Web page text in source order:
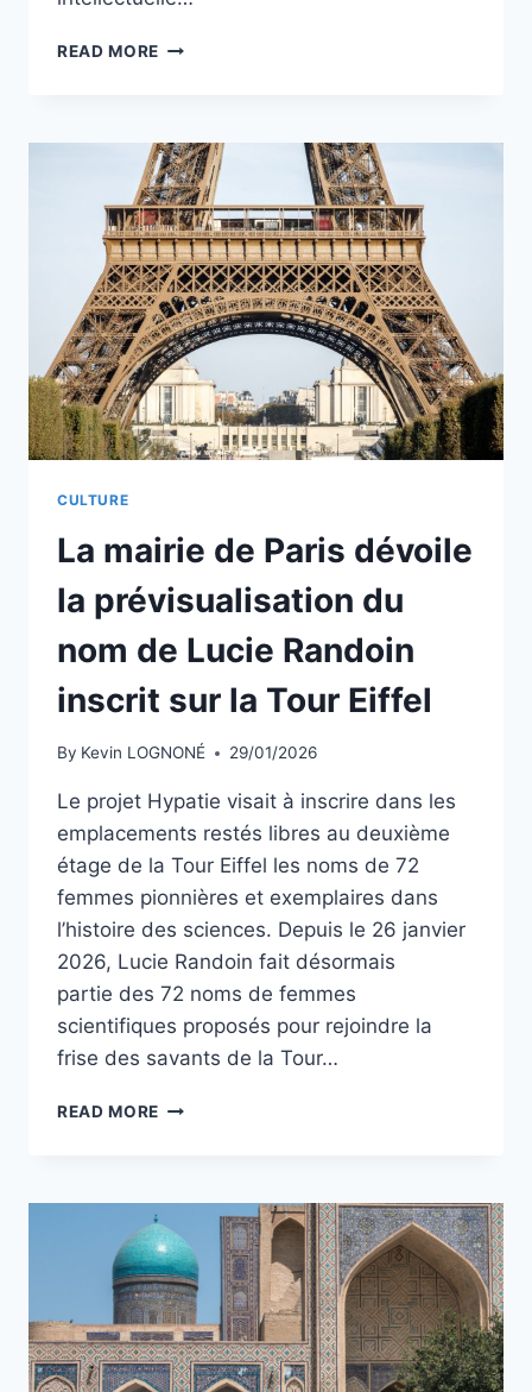
READ MORE
MBOUMI
PRÉPARE
UN
PROJET
DE
COURT-
MÉTRAGE
SUR
LES
AVATARS
DE
LA
GRANDE
CULTURE
La mairie de Paris dévoile
la prévisualisation du
nom de Lucie Randoin
inscrit sur la Tour Eiffel
By Kevin LOGNONÉ 29/01/2026
Le projet Hypatie visait à inscrire dans les
emplacements restés libres au deuxième
étage de la Tour Eiffel les noms de 72
femmes pionnières et exemplaires dans
l’histoire des sciences. Depuis le 26 janvier
2026, Lucie Randoin fait désormais
partie des 72 noms de femmes
scientifiques proposés pour rejoindre la
frise des savants de la Tour…
READ MORE LA
DÉVOILE
LA
PRÉVISUALISATION
DU
NOM
DE
LUCIE
RANDOIN